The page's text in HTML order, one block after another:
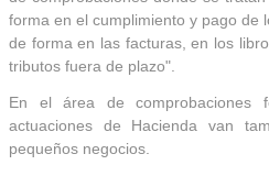
forma en el cumplimiento y pago de
de forma en las facturas, en los
tributos fuera de plazo".
En el área de comprobaciones
actuaciones de Hacienda van
pequeños negocios.